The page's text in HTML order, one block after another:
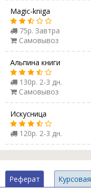
Magic-kniga
75р. Завтра
Самовывоз
Альпина книги
130р. 2-3 дн.
Самовывоз
Искусница
120р. 2-3 дн.
Реферат Курсовая